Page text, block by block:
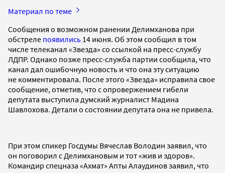
Материал по теме
Сообщения о возможном ранении Делимханова при
обстреле появились 14 июня. Об этом сообщил в том
числе телеканал «Звезда» со ссылкой на пресс-службу
ЛДПР. Однако позже пресс-служба партии сообщила, что
канал дал ошибочную новость и что она эту ситуацию
не комментировала. После этого «Звезда» исправила свое
сообщение, отметив, что с опровержением гибели
депутата выступила думский журналист Мадина
Шавлохова. Детали о состоянии депутата она не привела.
При этом спикер Госдумы Вячеслав Володин заявил, что
он поговорил с Делимхановым и тот «жив и здоров».
Командир спецназа «Ахмат» Апты Алаудинов заявил, что